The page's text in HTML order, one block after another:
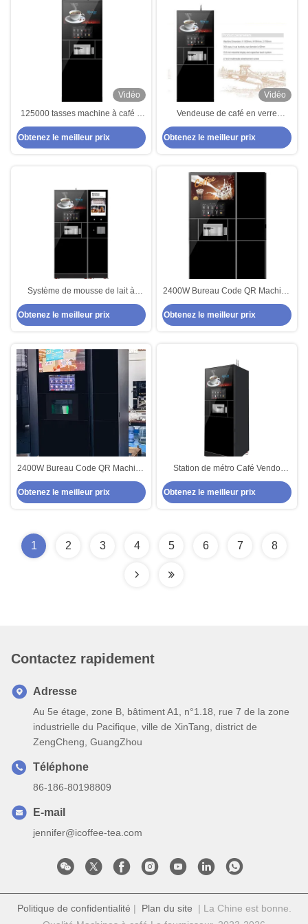
Vidéo
125000 tasses machine à café à
expresso chaud froid 25s/120ml
Obtenez le meilleur prix
Vidéo
Vendeuse de café en verre
métallique de 3000W
Obtenez le meilleur prix
Système de mousse de lait à
glace gourmand machine à café
pour le thé et le café
Obtenez le meilleur prix
2400W Bureau Code QR Machine
à café à pièce avec machine à
glaçons
Obtenez le meilleur prix
2400W Bureau Code QR Machine
à café à pièce avec machine à
glaçons
Obtenez le meilleur prix
Station de métro Café Vendo
Entreprise Service de distributeur
automatique de café
Obtenez le meilleur prix
1 2 3 4 5 6 7 8
Contactez rapidement
Adresse
Au 5e étage, zone B, bâtiment A1, n°1.18, rue 7 de la zone
industrielle du Pacifique, ville de XinTang, district de
ZengCheng, GuangZhou
Téléphone
86-186-80198809
E-mail
jennifer@icoffee-tea.com
Politique de confidentialité | Plan du site | La Chine est bonne.